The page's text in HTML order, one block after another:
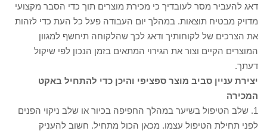
דאג להעביר מסר לעובדיך כי מכירת מוצרים תוך כדי הסבר מקצועי
מדויק מבטיח תוצאות. במהלך יום העבודה פעל כל העת כדי לזהות
את הצרכים של לקוחותיך ודאג לכך שהלקוחה תיחשף למגוון
המוצרים הקיים וצור את הגירוי המתאים בזמן הנכון לפי שיקול
דעתך.
יצירת עניין סביב מוצר ספציפי והיכן כדי להתחיל באקט
המכירה
1. שלב הטיפול בשיער במהלך החפיפה בכיור או שלב ניקוי הפנים
לפני תחילת הטיפול עצמו. מכאן הכול מתחיל. חשוב להעניק